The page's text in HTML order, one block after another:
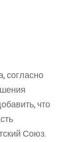
согласно
что
Союз.